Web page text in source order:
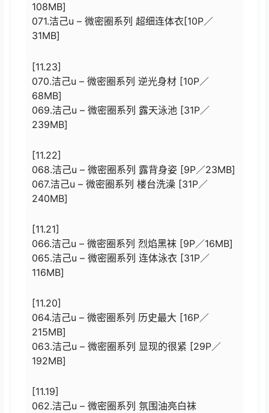
108MB]
071.洁己u – 微密圈系列 超细连体衣[10P／
31MB]
[11.23]
070.洁己u – 微密圈系列 逆光身材 [10P／
68MB]
069.洁己u – 微密圈系列 露天泳池 [31P／
239MB]
[11.22]
068.洁己u – 微密圈系列 露背身姿 [9P／23MB]
067.洁己u – 微密圈系列 楼台洗澡 [31P／
240MB]
[11.21]
066.洁己u – 微密圈系列 烈焰黑袜 [9P／16MB]
065.洁己u – 微密圈系列 连体泳衣 [31P／
116MB]
[11.20]
064.洁己u – 微密圈系列 历史最大 [16P／
215MB]
063.洁己u – 微密圈系列 显现的很紧 [29P／
192MB]
[11.19]
062.洁己u – 微密圈系列 氛围油亮白袜